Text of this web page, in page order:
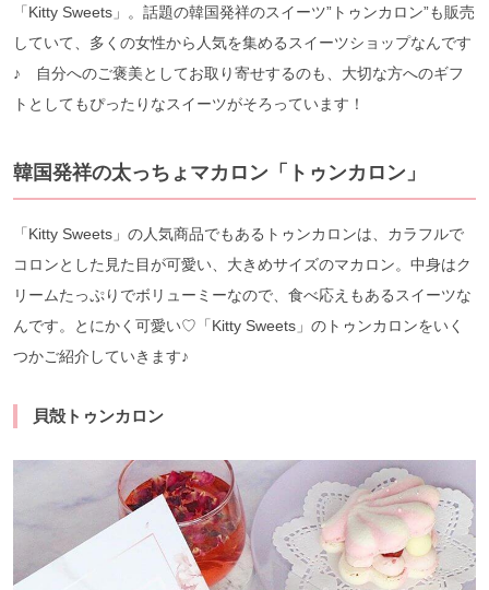
「Kitty Sweets」。話題の韓国発祥のスイーツ”トゥンカロン”も販売
していて、多くの女性から人気を集めるスイーツショップなんです
♪ 自分へのご褒美としてお取り寄せするのも、大切な方へのギフ
トとしてもぴったりなスイーツがそろっています！
韓国発祥の太っちょマカロン「トゥンカロン」
「Kitty Sweets」の人気商品でもあるトゥンカロンは、カラフルで
コロンとした見た目が可愛い、大きめサイズのマカロン。中身はク
リームたっぷりでボリューミーなので、食べ応えもあるスイーツな
んです。とにかく可愛い♡「Kitty Sweets」のトゥンカロンをいく
つかご紹介していきます♪
貝殻トゥンカロン